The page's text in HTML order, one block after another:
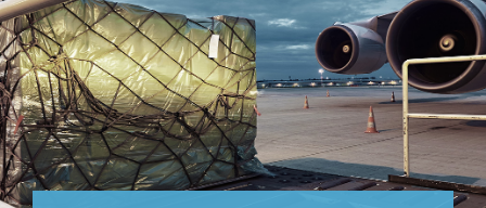
NOSOTROS
SERVICIOS
TRANSPORTE DE CARGA
ADUANAS Y SEGUROS
SERVICIOS DE BODEGAJE,
DISTRIBUCIÓN E